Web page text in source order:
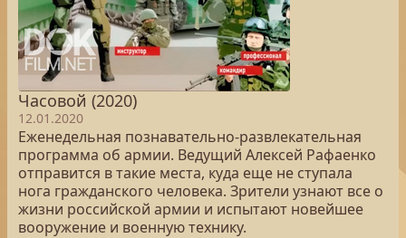
Часовой (2020)
12.01.2020
Еженедельная познавательно-развлекательная
программа об армии. Ведущий Алексей Рафаенко
отправится в такие места, куда еще не ступала
нога гражданского человека. Зрители узнают все о
жизни российской армии и испытают новейшее
вооружение и военную технику.